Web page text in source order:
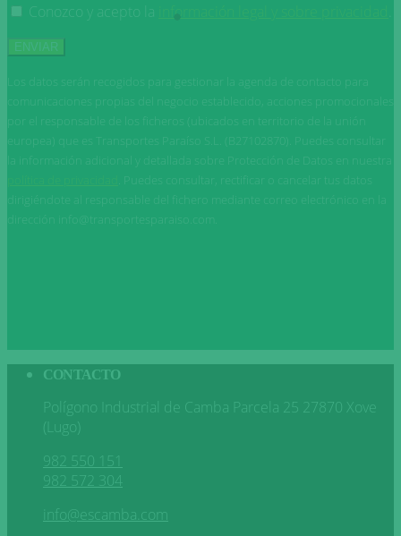
Conozco y acepto la información legal y sobre privacidad
Los datos serán recogidos para gestionar la agenda de contacto para
comunicaciones propias del negocio establecido, acciones promocionales
por el responsable de los ficheros (ubicados en territorio de la unión
europea) que es Transportes Paraíso S.L. (B27102870). Puedes consultar
la información adicional y detallada sobre Protección de Datos en nuestra
. Puedes consultar, rectificar o cancelar tus datos
dirigiéndote al responsable del fichero mediante correo electrónico en la
dirección info@transportesparaiso.com.
CONTACTO
Polígono Industrial de Camba Parcela 25 27870 Xove
(Lugo)
982 550 151
982 572 304
info@escamba.com